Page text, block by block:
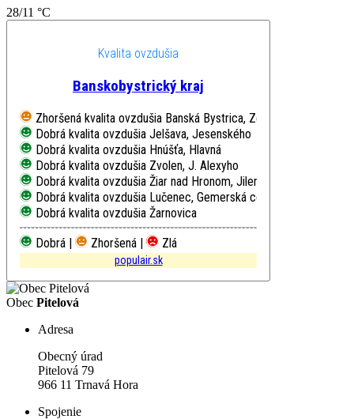
28/11 °C
Kvalita ovzdušia
Banskobystrický kraj
Zhoršená kvalita ovzdušia Banská Bystrica, Zelená
Dobrá kvalita ovzdušia Jelšava, Jesenského
Dobrá kvalita ovzdušia Hnúšťa, Hlavná
Dobrá kvalita ovzdušia Zvolen, J. Alexyho
Dobrá kvalita ovzdušia Žiar nad Hronom, Jilemnického
Dobrá kvalita ovzdušia Lučenec, Gemerská cesta
Dobrá kvalita ovzdušia Žarnovica
Dobrá |
Zhoršená | Zlá
populair.sk
Obec Pitelová
Adresa
Obecný úrad
Pitelová 79
966 11 Trnavá Hora
Spojenie